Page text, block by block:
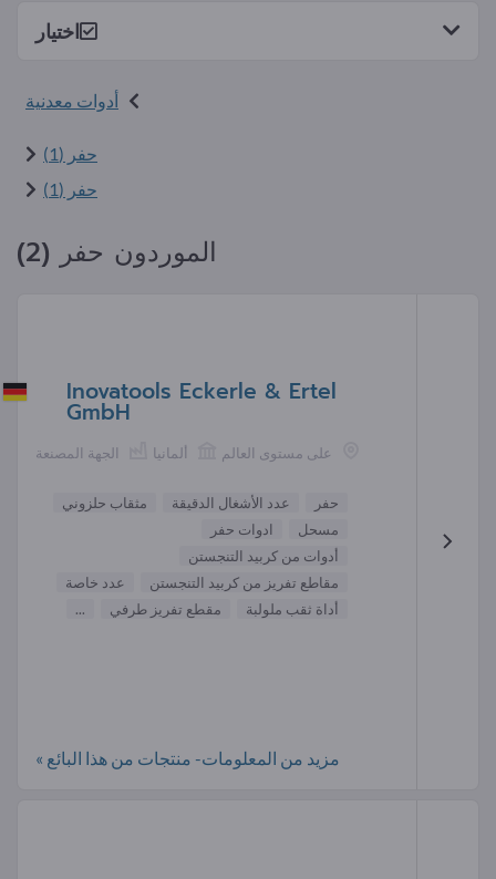
اختيار
أدوات معدنية
حفر (1)
حفر (1)
الموردون حفر (2)
Inovatools Eckerle & Ertel
GmbH
الجهة المصنعة ألمانيا على مستوى العالم
حفر عدد الأشغال الدقيقة
مثقاب حلزوني
مسحل
ادوات حفر
أدوات من كربيد التنجستن
مقاطع تفريز من كربيد التنجستن
عدد خاصة
أداة ثقب ملولبة
مقطع تفريز طرفي ...
مزيد من المعلومات- منتجات من هذا البائع »